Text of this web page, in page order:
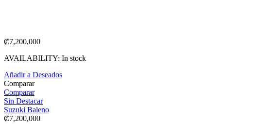
₡7,200,000
AVAILABILITY: In stock
Añadir a Deseados
Comparar
Comparar
Sin Destacar
Suzuki Baleno
₡7,200,000